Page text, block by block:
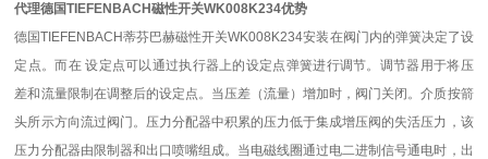
代理德国TIEFENBACH磁性开关WK008K234优势
德国TIEFENBACH蒂芬巴赫磁性开关WK008K234安装在阀门内的弹簧决定了设
定点。而在 设定点可以通过执行器上的设定点弹簧进行调节。调节器用于将压
差和流量限制在调整后的设定点。当压差（流量）增加时，阀门关闭。介质按箭
头所示方向流过阀门。压力分配器中积累的压力低于集成增压阀的失活压力，该
压力分配器由限制器和出口喷嘴组成。当电磁线圈通过电二进制信号通电时，出